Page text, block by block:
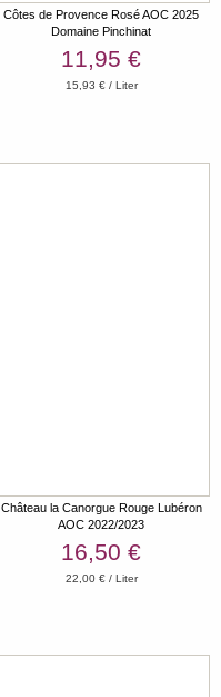
Côtes de Provence Rosé AOC 2025
Domaine Pinchinat
11,95 €
15,93 € / Liter
Château la Canorgue Rouge Lubéron
AOC 2022/2023
16,50 €
22,00 € / Liter